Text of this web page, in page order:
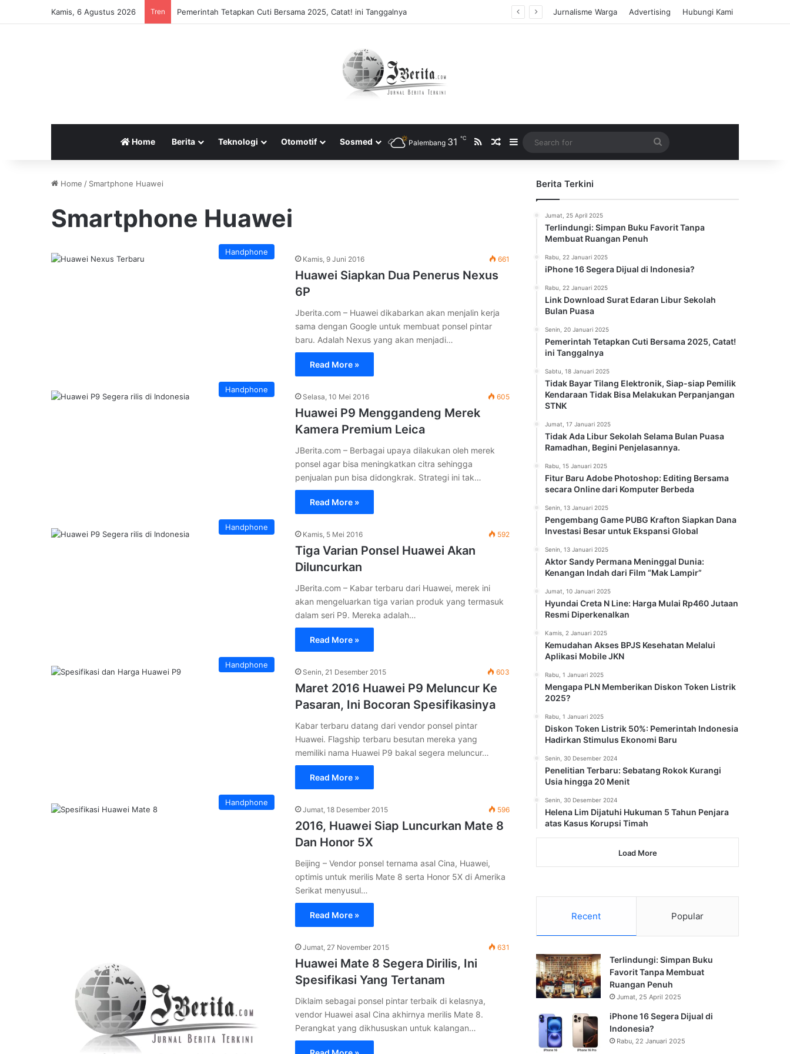
Kamis, 6 Agustus 2026 Tren Pemerintah Tetapkan Cuti Bersama 2025, Catat! ini Tanggalnya Jurnalisme Warga Advertising Hubungi Kami
Home Berita Teknologi Otomotif Sosmed Palembang 31 ℃ RSSRandom Article
Sidebar
for
Home / Smartphone Huawei
Smartphone Huawei
Handphone
Kamis, 9 Juni 2016 661
Huawei Siapkan Dua Penerus Nexus
6P
Jberita.com – Huawei dikabarkan akan menjalin kerja
sama dengan Google untuk membuat ponsel pintar
baru. Adalah Nexus yang akan menjadi…
Read More »
Handphone
Selasa, 10 Mei 2016 605
Huawei P9 Menggandeng Merek
Kamera Premium Leica
JBerita.com – Berbagai upaya dilakukan oleh merek
ponsel agar bisa meningkatkan citra sehingga
penjualan pun bisa didongkrak. Strategi ini tak…
Read More »
Handphone
Kamis, 5 Mei 2016 592
Tiga Varian Ponsel Huawei Akan
Diluncurkan
JBerita.com – Kabar terbaru dari Huawei, merek ini
akan mengeluarkan tiga varian produk yang termasuk
dalam seri P9. Mereka adalah…
Read More »
Handphone
Senin, 21 Desember 2015 603
Maret 2016 Huawei P9 Meluncur Ke
Pasaran, Ini Bocoran Spesifikasinya
Kabar terbaru datang dari vendor ponsel pintar
Huawei. Flagship terbaru besutan mereka yang
memiliki nama Huawei P9 bakal segera meluncur…
Read More »
Handphone
Jumat, 18 Desember 2015 596
2016, Huawei Siap Luncurkan Mate 8
Dan Honor 5X
Beijing – Vendor ponsel ternama asal Cina, Huawei,
optimis untuk merilis Mate 8 serta Honor 5X di Amerika
Serikat menyusul…
Read More »
Jumat, 27 November 2015 631
Huawei Mate 8 Segera Dirilis, Ini
Spesifikasi Yang Tertanam
Diklaim sebagai ponsel pintar terbaik di kelasnya,
vendor Huawei asal Cina akhirnya merilis Mate 8.
Perangkat yang dikhususkan untuk kalangan…
Berita Terkini
Jumat, 25 April 2025
Terlindungi: Simpan Buku Favorit Tanpa
Membuat Ruangan Penuh
Rabu, 22 Januari 2025
iPhone 16 Segera Dijual di Indonesia?
Rabu, 22 Januari 2025
Link Download Surat Edaran Libur Sekolah
Bulan Puasa
Senin, 20 Januari 2025
Pemerintah Tetapkan Cuti Bersama 2025, Catat!
ini Tanggalnya
Sabtu, 18 Januari 2025
Tidak Bayar Tilang Elektronik, Siap-siap Pemilik
Kendaraan Tidak Bisa Melakukan Perpanjangan
STNK
Jumat, 17 Januari 2025
Tidak Ada Libur Sekolah Selama Bulan Puasa
Ramadhan, Begini Penjelasannya.
Rabu, 15 Januari 2025
Fitur Baru Adobe Photoshop: Editing Bersama
secara Online dari Komputer Berbeda
Senin, 13 Januari 2025
Pengembang Game PUBG Krafton Siapkan Dana
Investasi Besar untuk Ekspansi Global
Senin, 13 Januari 2025
Aktor Sandy Permana Meninggal Dunia:
Kenangan Indah dari Film “Mak Lampir”
Jumat, 10 Januari 2025
Hyundai Creta N Line: Harga Mulai Rp460 Jutaan
Resmi Diperkenalkan
Kamis, 2 Januari 2025
Kemudahan Akses BPJS Kesehatan Melalui
Aplikasi Mobile JKN
Rabu, 1 Januari 2025
Mengapa PLN Memberikan Diskon Token Listrik
2025?
Rabu, 1 Januari 2025
Diskon Token Listrik 50%: Pemerintah Indonesia
Hadirkan Stimulus Ekonomi Baru
Senin, 30 Desember 2024
Penelitian Terbaru: Sebatang Rokok Kurangi
Usia hingga 20 Menit
Senin, 30 Desember 2024
Helena Lim Dijatuhi Hukuman 5 Tahun Penjara
atas Kasus Korupsi Timah
Load More
Recent Popular
Terlindungi: Simpan Buku
Favorit Tanpa Membuat
Ruangan Penuh
Jumat, 25 April 2025
iPhone 16 Segera Dijual di
Indonesia?
Rabu, 22 Januari 2025